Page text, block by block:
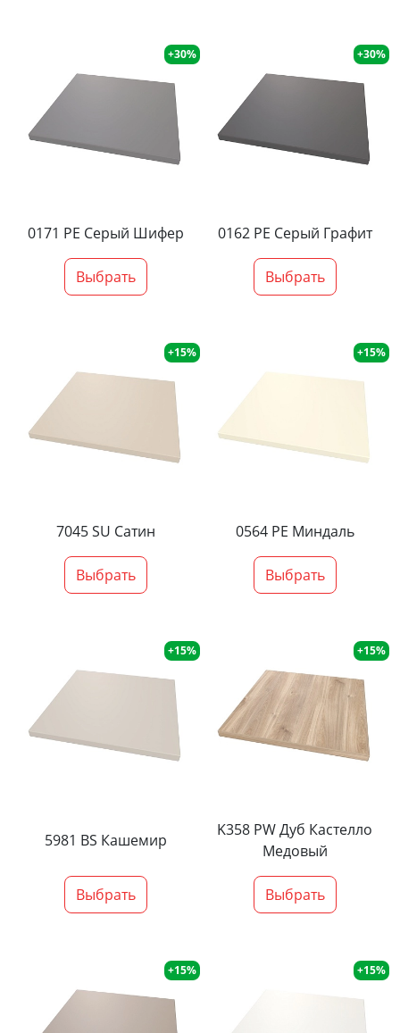
+30%
0171 PE Серый Шифер
Выбрать
+30%
0162 PE Серый Графит
Выбрать
+15%
7045 SU Сатин
Выбрать
+15%
0564 PE Миндаль
Выбрать
+15%
5981 BS Кашемир
Выбрать
+15%
K358 PW Дуб Кастелло
Медовый
Выбрать
+15% +15%